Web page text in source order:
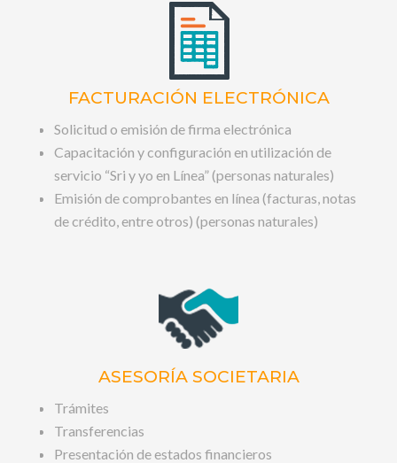
FACTURACIÓN ELECTRÓNICA
Solicitud o emisión de firma electrónica
Capacitación y configuración en utilización de
servicio “Sri y yo en Línea” (personas naturales)
Emisión de comprobantes en línea (facturas, notas
de crédito, entre otros) (personas naturales)
ASESORÍA SOCIETARIA
Trámites
Transferencias
Presentación de estados financieros